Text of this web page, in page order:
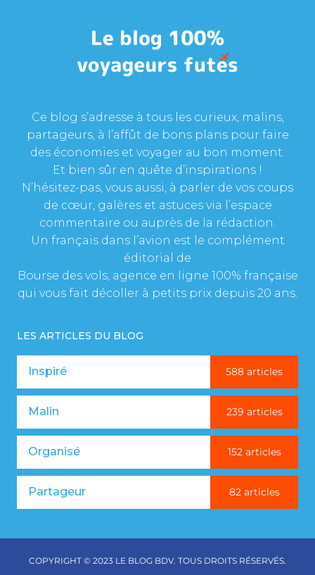
Ce blog s’adresse à tous les curieux, malins,
partageurs, à l’affût de bons plans pour faire
des économies et voyager au bon moment.
Et bien sûr en quête d’inspirations !
N’hésitez-pas, vous aussi, à parler de vos coups
de cœur, galères et astuces via l’espace
commentaire ou auprès de la rédaction.
Un français dans l’avion est le complément
éditorial de
Bourse des vols, agence en ligne 100% française
qui vous fait décoller à petits prix depuis 20 ans.
LES ARTICLES DU BLOG
Inspiré 588 articles
Malin 239 articles
Organisé 152 articles
Partageur 82 articles
COPYRIGHT © 2023 LE BLOG BDV. TOUS DROITS RÉSERVÉS.